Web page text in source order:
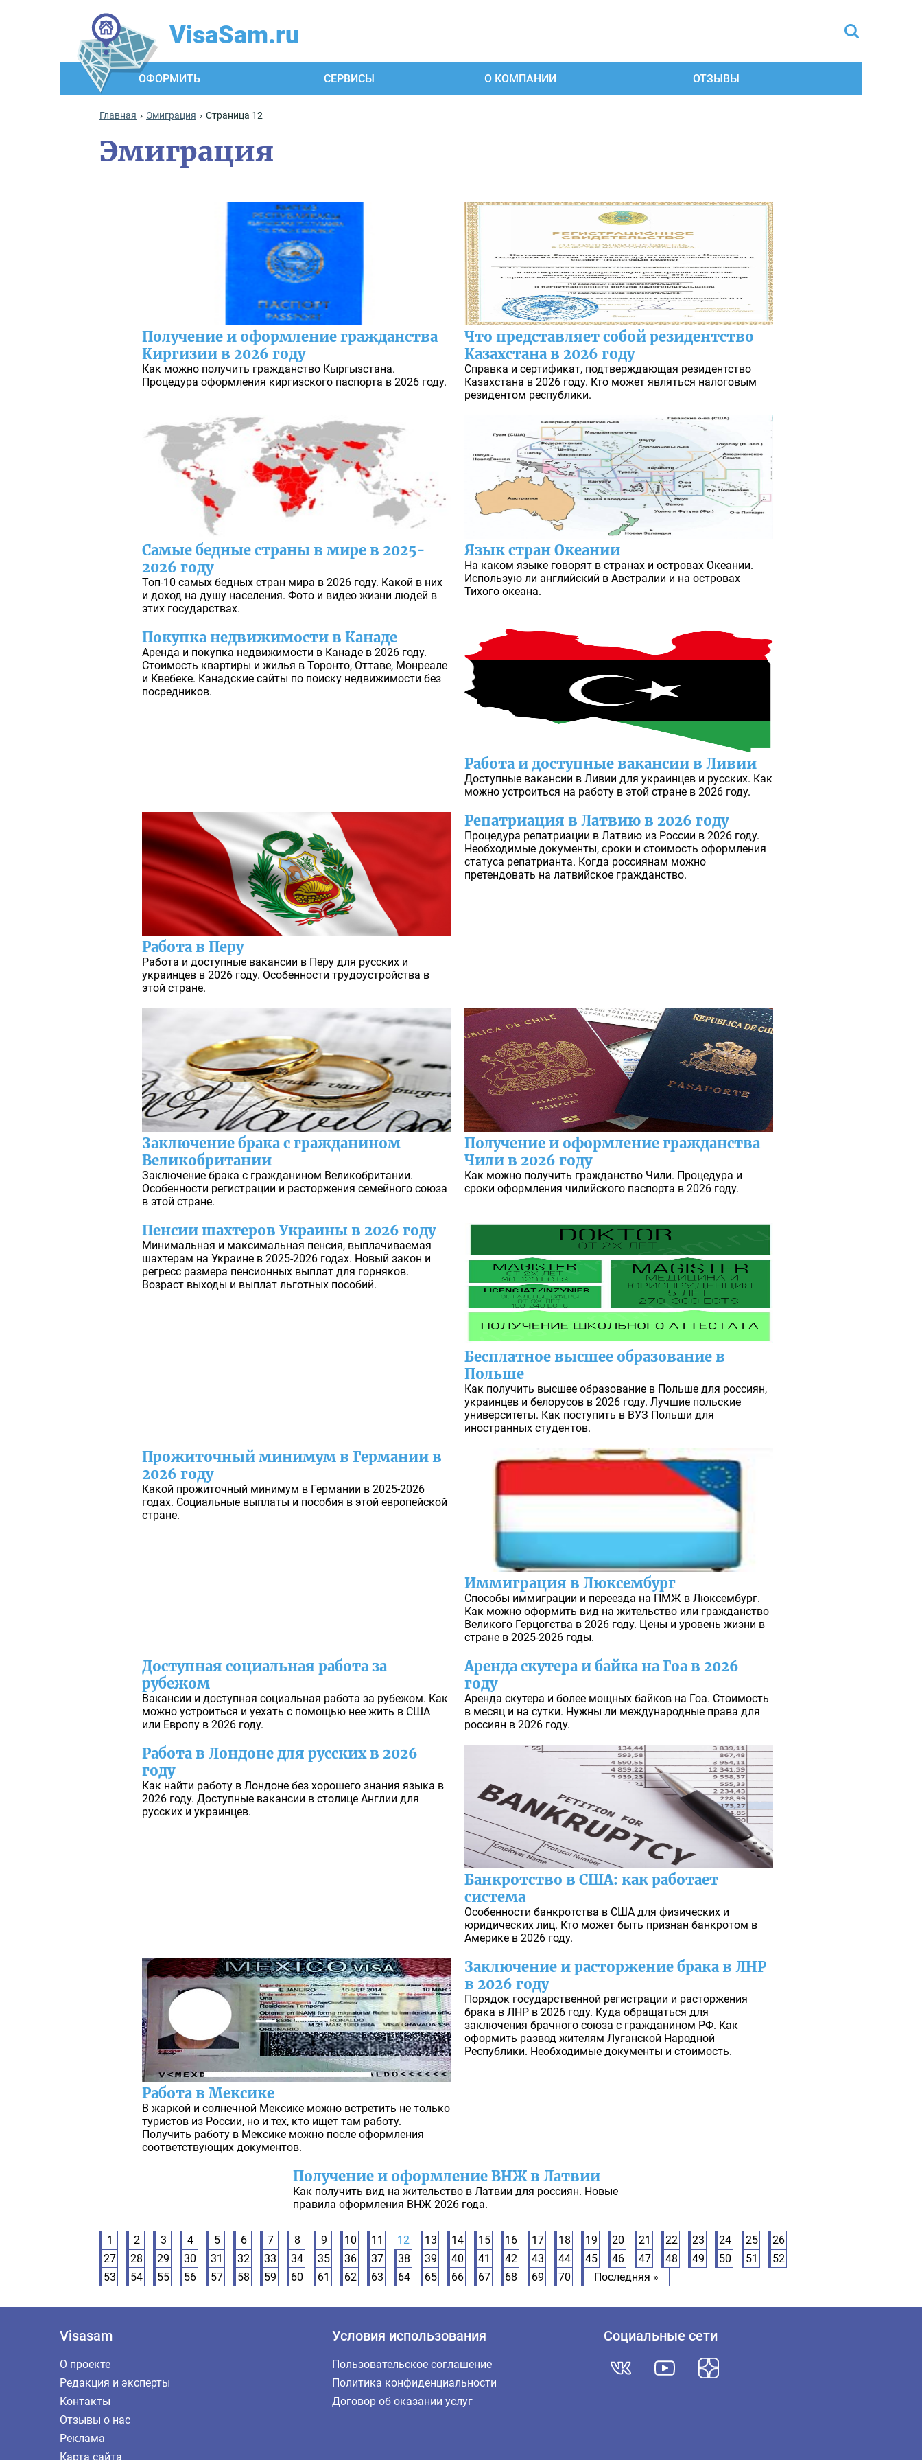
VisaSam.ru
ОФОРМИТЬ СЕРВИСЫ О КОМПАНИИ ОТЗЫВЫ
Главная Эмиграция Страница 12
Эмиграция
Получение и оформление гражданства
Киргизии в 2026 году
Как можно получить гражданство Кыргызстана.
Процедура оформления киргизского паспорта в 2026 году.
Что представляет собой резидентство
Казахстана в 2026 году
Справка и сертификат, подтверждающая резидентство
Казахстана в 2026 году. Кто может являться налоговым
резидентом республики.
Самые бедные страны в мире в 2025-
2026 году
Топ-10 самых бедных стран мира в 2026 году. Какой в них
и доход на душу населения. Фото и видео жизни людей в
этих государствах.
Язык стран Океании
На каком языке говорят в странах и островах Океании.
Использую ли английский в Австралии и на островах
Тихого океана.
Покупка недвижимости в Канаде
Аренда и покупка недвижимости в Канаде в 2026 году.
Стоимость квартиры и жилья в Торонто, Оттаве, Монреале
и Квебеке. Канадские сайты по поиску недвижимости без
посредников.
Работа и доступные вакансии в Ливии
Доступные вакансии в Ливии для украинцев и русских. Как
можно устроиться на работу в этой стране в 2026 году.
Работа в Перу
Работа и доступные вакансии в Перу для русских и
украинцев в 2026 году. Особенности трудоустройства в
этой стране.
Репатриация в Латвию в 2026 году
Процедура репатриации в Латвию из России в 2026 году.
Необходимые документы, сроки и стоимость оформления
статуса репатрианта. Когда россиянам можно
претендовать на латвийское гражданство.
Заключение брака с гражданином
Великобритании
Заключение брака с гражданином Великобритании.
Особенности регистрации и расторжения семейного союза
в этой стране.
Получение и оформление гражданства
Чили в 2026 году
Как можно получить гражданство Чили. Процедура и
сроки оформления чилийского паспорта в 2026 году.
Пенсии шахтеров Украины в 2026 году
Минимальная и максимальная пенсия, выплачиваемая
шахтерам на Украине в 2025-2026 годах. Новый закон и
регресс размера пенсионных выплат для горняков.
Возраст выходы и выплат льготных пособий.
Бесплатное высшее образование в
Польше
Как получить высшее образование в Польше для россиян,
украинцев и белорусов в 2026 году. Лучшие польские
университеты. Как поступить в ВУЗ Польши для
иностранных студентов.
Прожиточный минимум в Германии в
2026 году
Какой прожиточный минимум в Германии в 2025-2026
годах. Социальные выплаты и пособия в этой европейской
стране.
Иммиграция в Люксембург
Способы иммиграции и переезда на ПМЖ в Люксембург.
Как можно оформить вид на жительство или гражданство
Великого Герцогства в 2026 году. Цены и уровень жизни в
стране в 2025-2026 годы.
Доступная социальная работа за
рубежом
Вакансии и доступная социальная работа за рубежом. Как
можно устроиться и уехать с помощью нее жить в США
или Европу в 2026 году.
Аренда скутера и байка на Гоа в 2026
году
Аренда скутера и более мощных байков на Гоа. Стоимость
в месяц и на сутки. Нужны ли международные права для
россиян в 2026 году.
Работа в Лондоне для русских в 2026
году
Как найти работу в Лондоне без хорошего знания языка в
2026 году. Доступные вакансии в столице Англии для
русских и украинцев.
Банкротство в США: как работает
система
Особенности банкротства в США для физических и
юридических лиц. Кто может быть признан банкротом в
Америке в 2026 году.
Работа в Мексике
В жаркой и солнечной Мексике можно встретить не только
туристов из России, но и тех, кто ищет там работу.
Получить работу в Мексике можно после оформления
соответствующих документов.
Заключение и расторжение брака в ЛНР
в 2026 году
Порядок государственной регистрации и расторжения
брака в ЛНР в 2026 году. Куда обращаться для
заключения брачного союза с гражданином РФ. Как
оформить развод жителям Луганской Народной
Республики. Необходимые документы и стоимость.
Получение и оформление ВНЖ в Латвии
Как получить вид на жительство в Латвии для россиян. Новые
правила оформления ВНЖ 2026 года.
1 2 3 4 5 6 7 8 9 10 11 12 13 14 15 16 17 18 19 20 21 22 23 24 25
26
27
28 29 30 31 32 33 34 35 36 37 38 39 40 41 42 43 44 45 46 47 48 49 50 51
52
53
54 55 56 57 58 59 60 61 62 63 64 65 66 67 68 69 70 Последняя »
Visasam
О проекте
Редакция и эксперты
Контакты
Отзывы о нас
Реклама
Карта сайта
Условия использования
Пользовательское соглашение
Политика конфиденциальности
Договор об оказании услуг
Социальные сети